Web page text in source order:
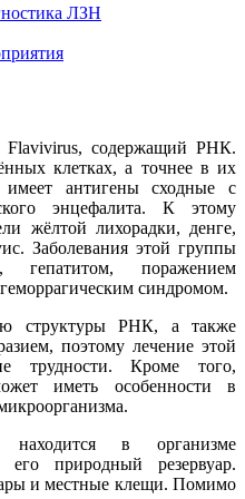
ЛЗН
Flavivirus, содержащий РНК.
клетках, а точнее в их
антигены сходные с
энцефалита. К этому
жёлтой лихорадки, денге,
Заболевания этой группы
гепатитом, поражением
синдромом.
структуры РНК, а также
поэтому лечение этой
трудности. Кроме того,
иметь особенности в
в организме
природный резервуар.
и местные клещи. Помимо